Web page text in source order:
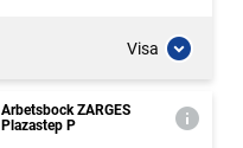
Visa
Arbetsbock ZARGES
Plazastep P